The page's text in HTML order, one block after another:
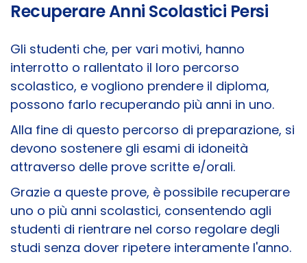
Recuperare Anni Scolastici Persi
Gli studenti che, per vari motivi, hanno
interrotto o rallentato il loro percorso
scolastico, e vogliono prendere il diploma,
possono farlo recuperando più anni in uno.
Alla fine di questo percorso di preparazione, si
devono sostenere gli esami di idoneità
attraverso delle prove scritte e/orali.
Grazie a queste prove, è possibile recuperare
uno o più anni scolastici, consentendo agli
studenti di rientrare nel corso regolare degli
studi senza dover ripetere interamente l'anno.